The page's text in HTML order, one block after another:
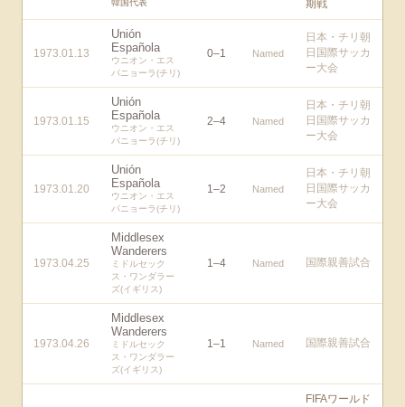
韓国代表 期戦
1973.01.13
Unión
Española
ウニオン・エス
パニョーラ(チリ)
0–1 Named
日本・チリ朝
日国際サッカ
ー大会
1973.01.15
Unión
Española
ウニオン・エス
パニョーラ(チリ)
2–4 Named
日本・チリ朝
日国際サッカ
ー大会
1973.01.20
Unión
Española
ウニオン・エス
パニョーラ(チリ)
1–2 Named
日本・チリ朝
日国際サッカ
ー大会
1973.04.25
Middlesex
Wanderers
ミドルセック
ス・ワンダラー
ズ(イギリス)
1–4 Named 国際親善試合
1973.04.26
Middlesex
Wanderers
ミドルセック
ス・ワンダラー
ズ(イギリス)
1–1 Named 国際親善試合
FIFAワールド